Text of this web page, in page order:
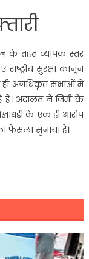
के तहत व्यापक स्तर
राष्ट्रीय सुरक्षा कानून
ही अनधिकृत सभाओं में
हैं। अदालत ने जिमी के
के एक ही आरोप
फैसला सुनाया है।